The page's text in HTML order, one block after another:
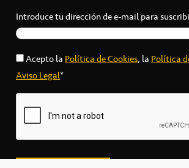
Introduce tu dirección de e-mail para
Acepto laPolítica de Cookies, laPolítica
Aviso Legal*